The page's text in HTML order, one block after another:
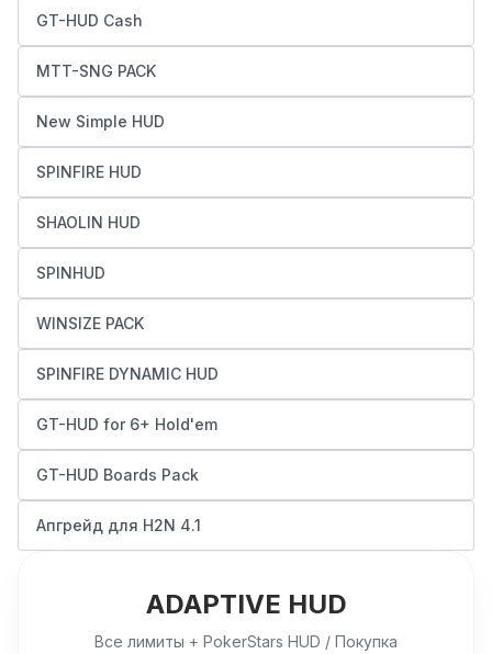
GT-HUD Cash
MTT-SNG PACK
New Simple HUD
SPINFIRE HUD
SHAOLIN HUD
SPINHUD
WINSIZE PACK
SPINFIRE DYNAMIC HUD
GT-HUD for 6+ Hold'em
GT-HUD Boards Pack
Апгрейд для H2N 4.1
ADAPTIVE HUD
Все лимиты + PokerStars HUD / Покупка